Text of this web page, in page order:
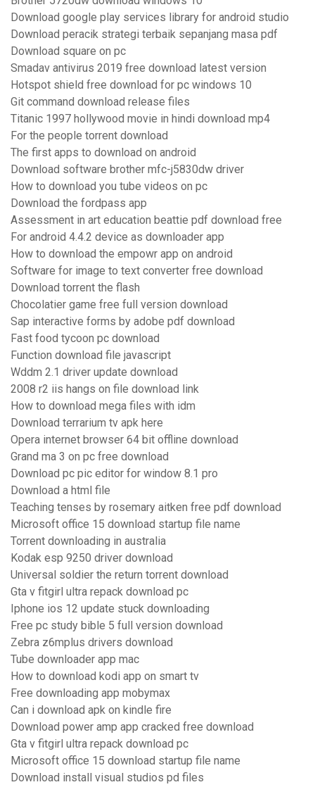
Download google play services library for android studio
Download peracik strategi terbaik sepanjang masa pdf
Download square on pc
Smadav antivirus 2019 free download latest version
Hotspot shield free download for pc windows 10
Git command download release files
Titanic 1997 hollywood movie in hindi download mp4
For the people torrent download
The first apps to download on android
Download software brother mfc-j5830dw driver
How to download you tube videos on pc
Download the fordpass app
Assessment in art education beattie pdf download free
For android 4.4.2 device as downloader app
How to download the empowr app on android
Software for image to text converter free download
Download torrent the flash
Chocolatier game free full version download
Sap interactive forms by adobe pdf download
Fast food tycoon pc download
Function download file javascript
Wddm 2.1 driver update download
2008 r2 iis hangs on file download link
How to download mega files with idm
Download terrarium tv apk here
Opera internet browser 64 bit offline download
Grand ma 3 on pc free download
Download pc pic editor for window 8.1 pro
Download a html file
Teaching tenses by rosemary aitken free pdf download
Microsoft office 15 download startup file name
Torrent downloading in australia
Kodak esp 9250 driver download
Universal soldier the return torrent download
Gta v fitgirl ultra repack download pc
Iphone ios 12 update stuck downloading
Free pc study bible 5 full version download
Zebra z6mplus drivers download
Tube downloader app mac
How to download kodi app on smart tv
Free downloading app mobymax
Can i download apk on kindle fire
Download power amp app cracked free download
Gta v fitgirl ultra repack download pc
Microsoft office 15 download startup file name
Download install visual studios pd files